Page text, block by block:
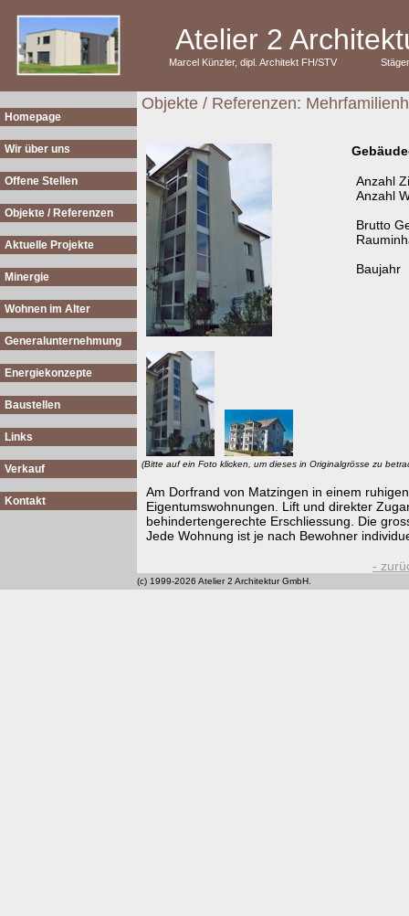
Atelier 2
Marcel Künzler, dipl. Architekt FH/STV
Homepage
Wir über uns
Offene Stellen
Objekte / Referenzen
Aktuelle Projekte
Minergie
Wohnen im Alter
Generalunternehmung
Energiekonzepte
Baustellen
Links
Verkauf
Kontakt
Objekte / Referenzen:
Anzahl
Anzahl
Brutto
Baujahr
(Bitte auf ein Foto klicken, um dieses in Originalgrösse zu
Am Dorfrand von Matzingen in einem
Eigentumswohnungen. Lift und direkter
behindertengerechte Erschliessung. Die
Jede Wohnung ist je nach Bewohner
-
(c) 1999-2026 Atelier 2 Architektur GmbH.